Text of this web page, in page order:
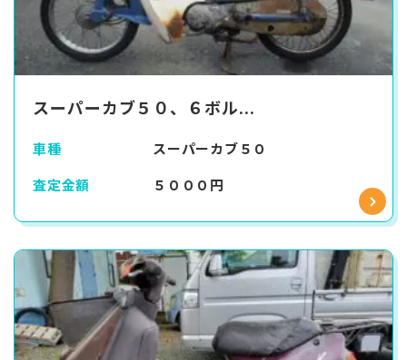
スーパーカブ５０、６ボル...
車種
スーパーカブ５０
査定金額
５０００円